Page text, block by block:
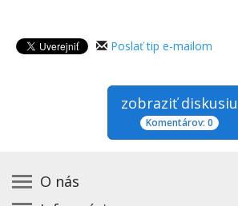
Poslať tip e-mailom
zobraziť diskusiu
Komentárov: 0
O nás